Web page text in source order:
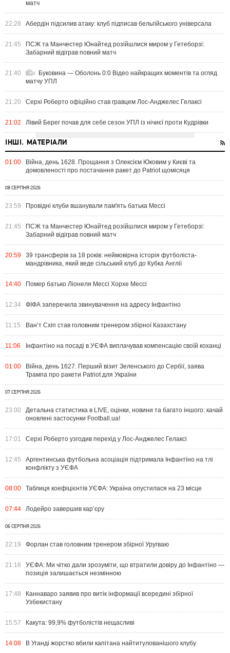
матч
22:28 Абердін підсилив атаку: клуб підписав бельгійського універсала
21:45
ПСЖ та Манчестер Юнайтед розійшлися миром у Гетеборзі:
Забарний відіграв повний матч
21:40
Буковина — Оболонь 0:0 Відео найкращих моментів та огляд
матчу УПЛ
21:20 Серхі Роберто офіційно став гравцем Лос-Анджелес Гелаксі
21:02 Лівий Берег почав для себе сезон УПЛ із нічиєї проти Кудрівки
ІНШІ. МАТЕРІАЛИ
01:00
Війна, день 1628. Прощання з Олексієм Юковим у Києві та
домовленості про постачання ракет до Patriot щомісяця
08 СЕРПНЯ 2026
23:59 Провідні клуби вшанували пам'ять батька Мессі
21:45
ПСЖ та Манчестер Юнайтед розійшлися миром у Гетеборзі:
Забарний відіграв повний матч
20:59
39 трансферів за 18 років: неймовірна історія футболіста-
мандрівника, який веде сільський клуб до Кубка Англії
14:40 Помер батько Ліонеля Мессі Хорхе Мессі
12:34 ФІФА заперечила звинувачення на адресу Інфантіно
11:15 Ван‘т Схіп став головним тренером збірної Казахстану
11:06 Інфантіно на посаді в УЄФА виплачував компенсацію своїй коханці
01:00
Війна, день 1627. Перший візит Зеленського до Сербії, заява
Трампа про ракети Patriot для України
07 СЕРПНЯ 2026
23:00
Детальна статистика в LIVE, оцінки, новини та багато іншого: качай
оновлені застосунки Football.ua!
17:01 Серхі Роберто узгодив перехід у Лос-Анджелес Гелаксі
12:45
Аргентинська футбольна асоціація підтримала Інфантіно на тлі
конфлікту з УЄФА
08:00 Таблиця коефіцієнтів УЄФА: Україна опустилася на 23 місце
07:44 Лодейро завершив кар’єру
06 СЕРПНЯ 2026
22:19 Форлан став головним тренером збірної Уругваю
21:16
УЄФА: Ми чітко дали зрозуміти, що втратили довіру до Інфантіно —
позиція залишається незмінною
17:48
Каннаваро заявив про витік інформації всередині збірної
Узбекистану
15:57 Какута: 99,9% футболістів нещасливі
14:08 В Уганді жорстко вбили капітана найтитулованішого клубу